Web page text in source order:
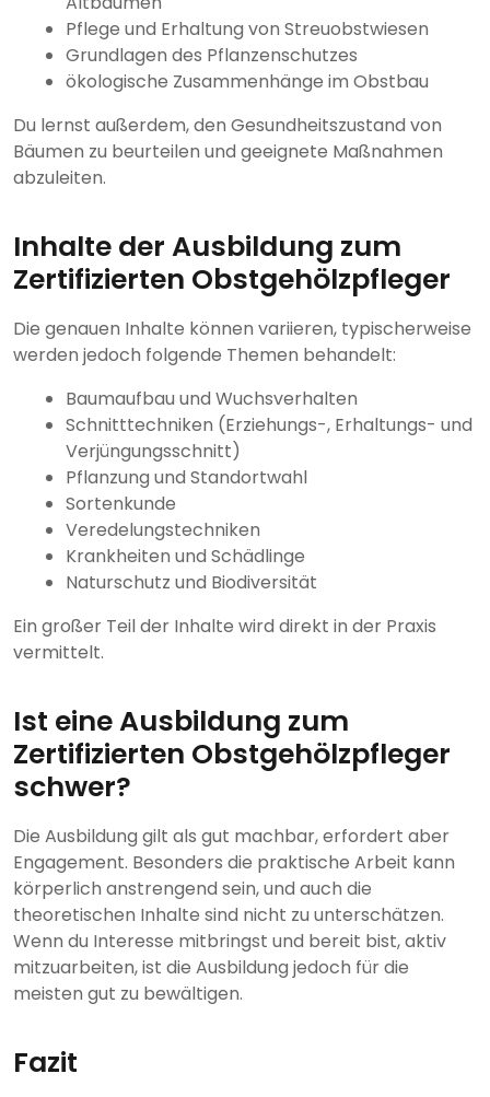
Pflege und Erhaltung von Streuobstwiesen
Grundlagen des Pflanzenschutzes
ökologische Zusammenhänge im Obstbau
Du lernst außerdem, den Gesundheitszustand von
Bäumen zu beurteilen und geeignete Maßnahmen
abzuleiten.
Inhalte der Ausbildung zum
Zertifizierten Obstgehölzpfleger
Die genauen Inhalte können variieren, typischerweise
werden jedoch folgende Themen behandelt:
Baumaufbau und Wuchsverhalten
Schnitttechniken (Erziehungs-, Erhaltungs- und
Verjüngungsschnitt)
Pflanzung und Standortwahl
Sortenkunde
Veredelungstechniken
Krankheiten und Schädlinge
Naturschutz und Biodiversität
Ein großer Teil der Inhalte wird direkt in der Praxis
vermittelt.
Ist eine Ausbildung zum
Zertifizierten Obstgehölzpfleger
schwer?
Die Ausbildung gilt als gut machbar, erfordert aber
Engagement. Besonders die praktische Arbeit kann
körperlich anstrengend sein, und auch die
theoretischen Inhalte sind nicht zu unterschätzen.
Wenn du Interesse mitbringst und bereit bist, aktiv
mitzuarbeiten, ist die Ausbildung jedoch für die
meisten gut zu bewältigen.
Fazit